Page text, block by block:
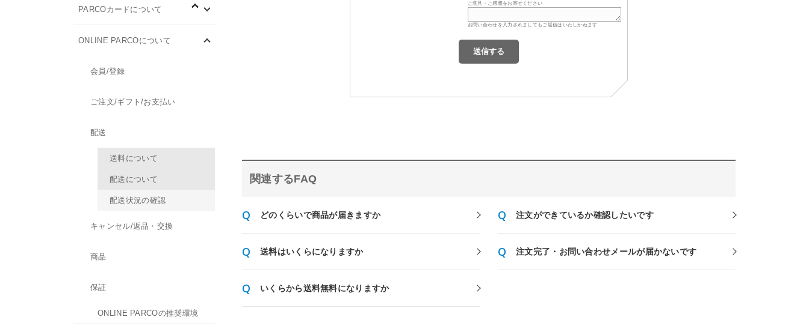
PARCOカードについて
ONLINE PARCOについて
会員/登録
ご注文/ギフト/お支払い
配送
送料について
配送について
配送状況の確認
キャンセル/返品・交換
商品
保証
ONLINE PARCOの推奨環境
ご意見・ご感想をお寄せください
お問い合わせを入力されましてもご返信はいたしかねます
関連するFAQ
どのくらいで商品が届きますか 注文ができているか確認したいです
送料はいくらになりますか 注文完了・お問い合わせメールが届かないです
いくらから送料無料になりますか